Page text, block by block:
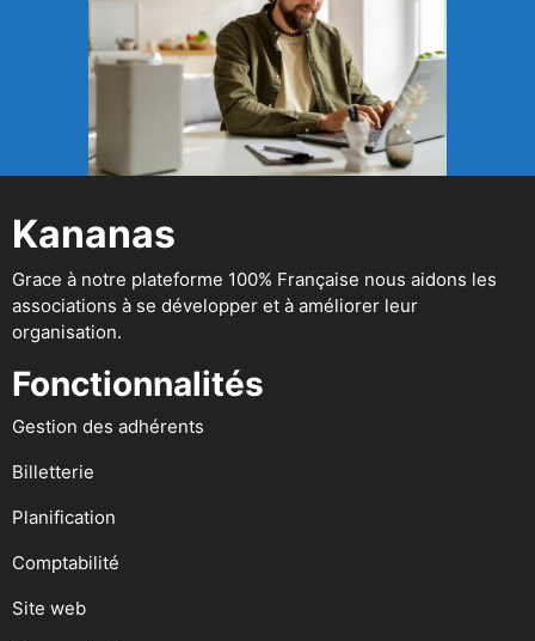
Kananas
Grace à notre plateforme 100% Française nous aidons les
associations à se développer et à améliorer leur
organisation.
Fonctionnalités
Gestion des adhérents
Billetterie
Planification
Comptabilité
Site web